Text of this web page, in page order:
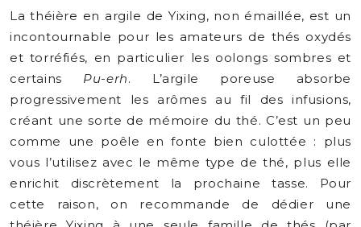
La théière en argile de Yixing, non émaillée, est un
incontournable pour les amateurs de thés oxydés
et torréfiés, en particulier les oolongs sombres et
certains Pu-erh. L’argile poreuse absorbe
progressivement les arômes au fil des infusions,
créant une sorte de mémoire du thé. C’est un peu
comme une poêle en fonte bien culottée : plus
vous l’utilisez avec le même type de thé, plus elle
enrichit discrètement la prochaine tasse. Pour
cette raison, on recommande de dédier une